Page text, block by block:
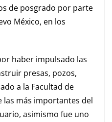
de posgrado por parte
México, en los
haber impulsado las
presas, pozos,
a la Facultad de
las más importantes del
asimismo fue uno